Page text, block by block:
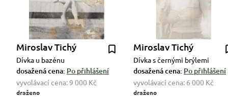
Miroslav Tichý
Dívka u bazénu
dosažená cena: Po přihlášení
vyvolávací cena:9 000 Kč
draženo
Miroslav Tichý
Dívka s černými brýlemi
dosažená cena: Po přihlášení
vyvolávací cena: 6 000 Kč
draženo